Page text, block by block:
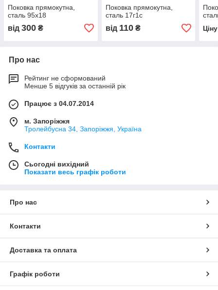
Поковка прямокутна,
сталь 95х18
від 300 ₴
Поковка прямокутна,
сталь 17г1с
від 110₴
Про нас
Рейтинг не сформований
Менше 5 відгуків за останній рік
Працює з 04.07.2014
м. Запоріжжя
Тролейбусна 34, Запоріжжя, Україна
Контакти
Сьогодні вихідний
Показати весь графік роботи
Про нас
Контакти
Доставка та оплата
Графік роботи